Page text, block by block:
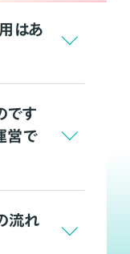
はあ
です
営で
流れ